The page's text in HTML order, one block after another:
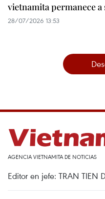
vietnamita permanece a
28/07/2026 13:53
AGENCIA VIETNAMITA DE NOTICIAS
Editor en jefe: TRAN TIEN